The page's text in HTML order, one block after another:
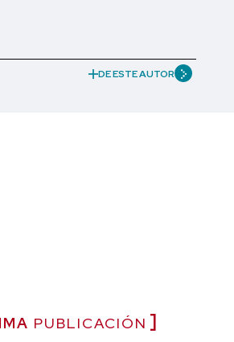
DE ESTE AUTOR
PUBLICACIÓN